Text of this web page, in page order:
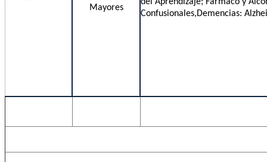
Mayores
Confusionales,Demencias: